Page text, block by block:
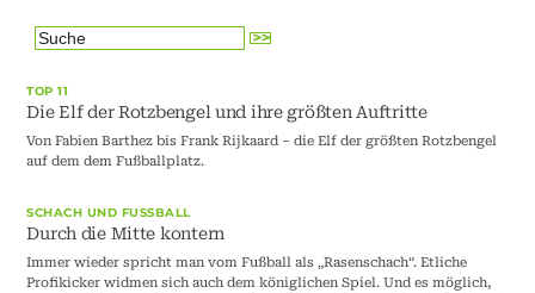
TOP 11
Die Elf der Rotzbengel und ihre größten Auftritte
Von Fabien Barthez bis Frank Rijkaard – die Elf der größten Rotzbengel
auf dem dem Fußballplatz.
SCHACH UND FUSSBALL
Durch die Mitte kontern
Immer wieder spricht man vom Fußball als „Rasenschach“. Etliche
Profikicker widmen sich auch dem königlichen Spiel. Und es möglich,